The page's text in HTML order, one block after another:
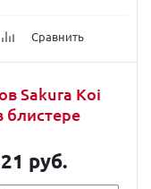
Сравнить
Sakura Koi
блистере
руб.